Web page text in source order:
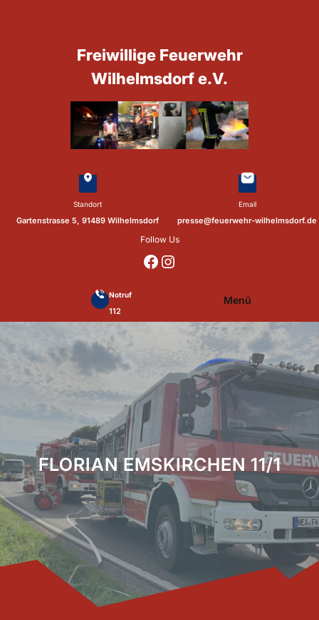
Standort
Gartenstrasse 5, 91489 Wilhelmsdorf
Freiwillige Feuerwehr
Wilhelmsdorf e.V.
Email
presse@feuerwehr-wilhelmsdorf.de
Follow Us
https://www.facebook.com/p/Feuerwehr-Wilhelmsdorf-Mfr-100041655560073/?locale=de_DE https://www.instagram.com/feuerwehr_wilhelmsdorf_mfr/
Notruf
112
Menü
FLORIAN EMSKIRCHEN 11/1